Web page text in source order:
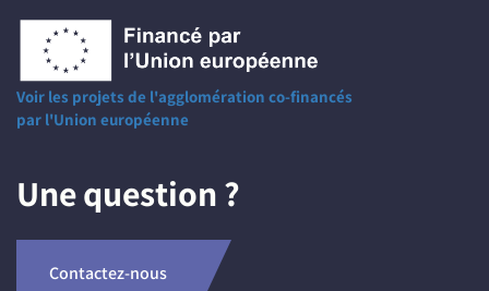
Voir les projets de l'agglomération co-financés
par l'Union européenne
Une question ?
Contactez-nous